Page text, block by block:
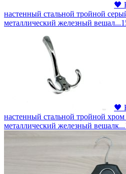
🖤
настенный стальной тройной
металлический железный вешал...
🖤
настенный стальной тройной
металлический железный вешалк...